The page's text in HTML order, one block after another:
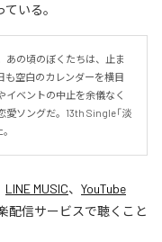
いる。
あの頃のぼくたちは、止ま
も空白のカレンダーを横目
イベントの中止を余儀なく
ソングだ。13th Single「淡
LINE MUSIC、 YouTube
配信サービスで聴くこと